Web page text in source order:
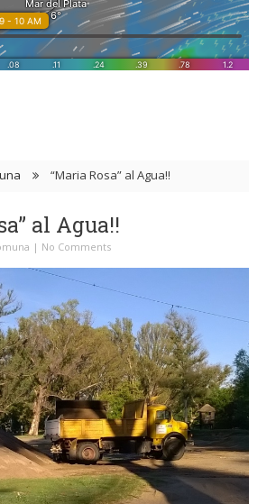
“Maria Rosa” al Agua!!
al Agua!!
| No Comments